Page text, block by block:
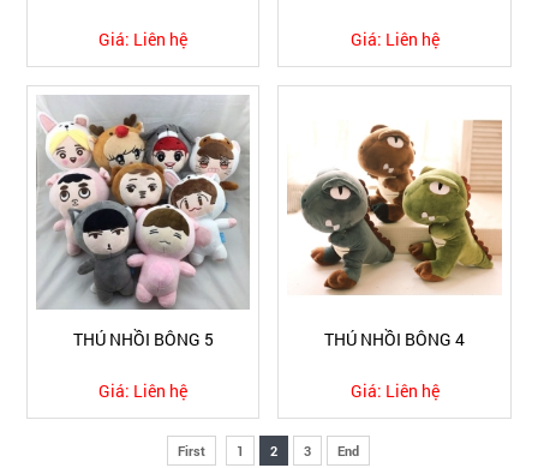
Giá: Liên hệ Giá: Liên hệ
THÚ NHỒI BÔNG 5
Giá: Liên hệ
THÚ NHỒI BÔNG 4
Giá: Liên hệ
First 1 2 3 End